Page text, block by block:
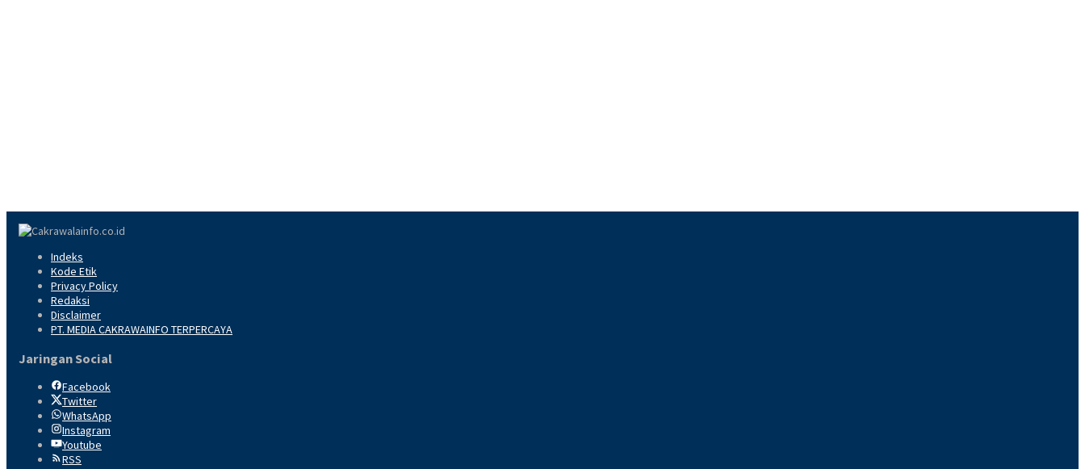
Indeks
Kode Etik
Privacy Policy
Redaksi
Disclaimer
PT. MEDIA CAKRAWAINFO TERPERCAYA
Jaringan Social
Facebook
Twitter
WhatsApp
Instagram
Youtube
RSS